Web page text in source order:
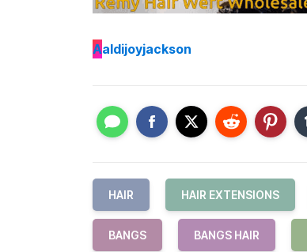
Aaldijoyjackson
HAIR HAIR EXTENSIONS
BANGS BANGS HAIR